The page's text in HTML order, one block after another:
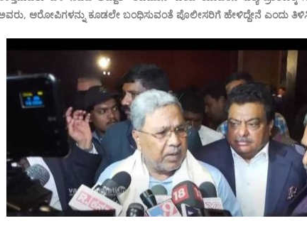
ಆರೋಪಿಗಳನ್ನು ಕೂಡಲೇ ಬಂಧಿಸುವಂತೆ ಪೊಲೀಸರಿಗೆ ಹೇಳಿದ್ದೇನೆ ಎಂದು